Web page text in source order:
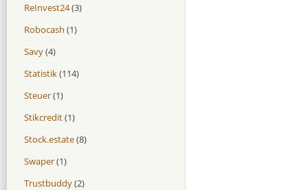
ReInvest24(3)
Robocash (1)
Savy(4)
Statistik(114)
Steuer(1)
Stikcredit(1)
Stock.estate(8)
Swaper(1)
Trustbuddy(2)